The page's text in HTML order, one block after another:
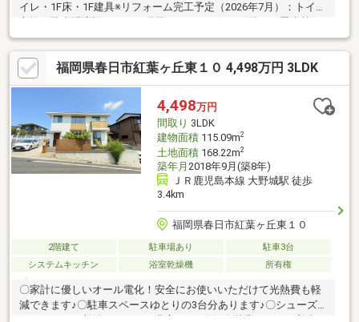
イレ・1F床・1F建具※リフォーム完工予定（2026年7月）：トイレ
え・室内クリーニング・白蟻点検・一部建具交換【おすすめポイ
ント】○土地面積311.28ｍ2（約94坪）、建物面積162.55ｍ2（約
49坪）、6LDKとゆとりがある為、2世帯や大家族もお住まい可能
です。○オール電化の為、光熱費の削減ができお財布に優しいで
す♪○お庭付きの為、お庭で休日は楽しく家族の時間を過ごせま
す。○水回りや内外装の一部をリフォーム済みの為、快適に住み
始められます！
福岡県春日市紅葉ヶ丘東１０ 4,498万円 3LDK
4,498万円
間取り 3LDK
建物面積115.09m2
土地面積168.22m2
築年月 2018年9月(築8年)
ＪＲ鹿児島本線 大野城駅 徒歩
3.4km
福岡県春日市紅葉ヶ丘東１０
2階建て 駐車場あり
駐車3台
システムキッチン
浴室乾燥機 所有権
〇家計に優しいオール電化！安全にお使いいただけて光熱費も軽
減できます♪〇駐車スペースゆとりの3台分あります♪〇シューズ